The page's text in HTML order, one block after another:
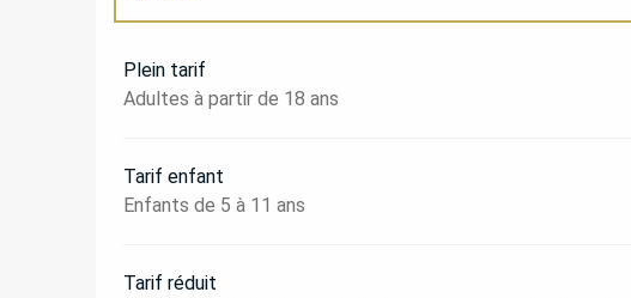
TARIFS 2027
Plein tarif
Adultes à partir de 18 ans
Tarif enfant
Enfants de 5 à 11 ans
Tarif réduit